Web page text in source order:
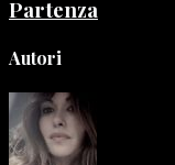
Partenza
Autori